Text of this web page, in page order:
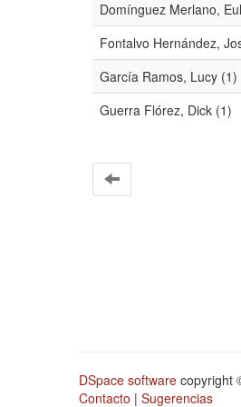
Domínguez Merlano,
Fontalvo Hernández,
García Ramos, Lucy (1)
Guerra Flórez, Dick (1)
DSpace software copyright
Contacto | Sugerencias